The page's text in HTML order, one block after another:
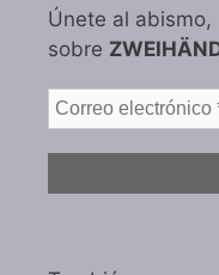
Únete al
sobre